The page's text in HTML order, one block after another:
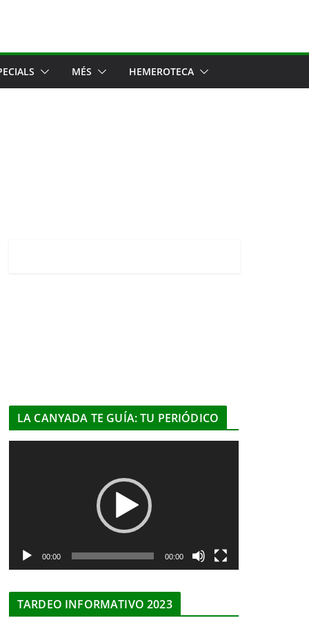
MÉS HEMEROTECA
LA CANYADA TE GUÍA: TU PERIÓDICO
c
00:00 00:00
TARDEO INFORMATIVO 2023